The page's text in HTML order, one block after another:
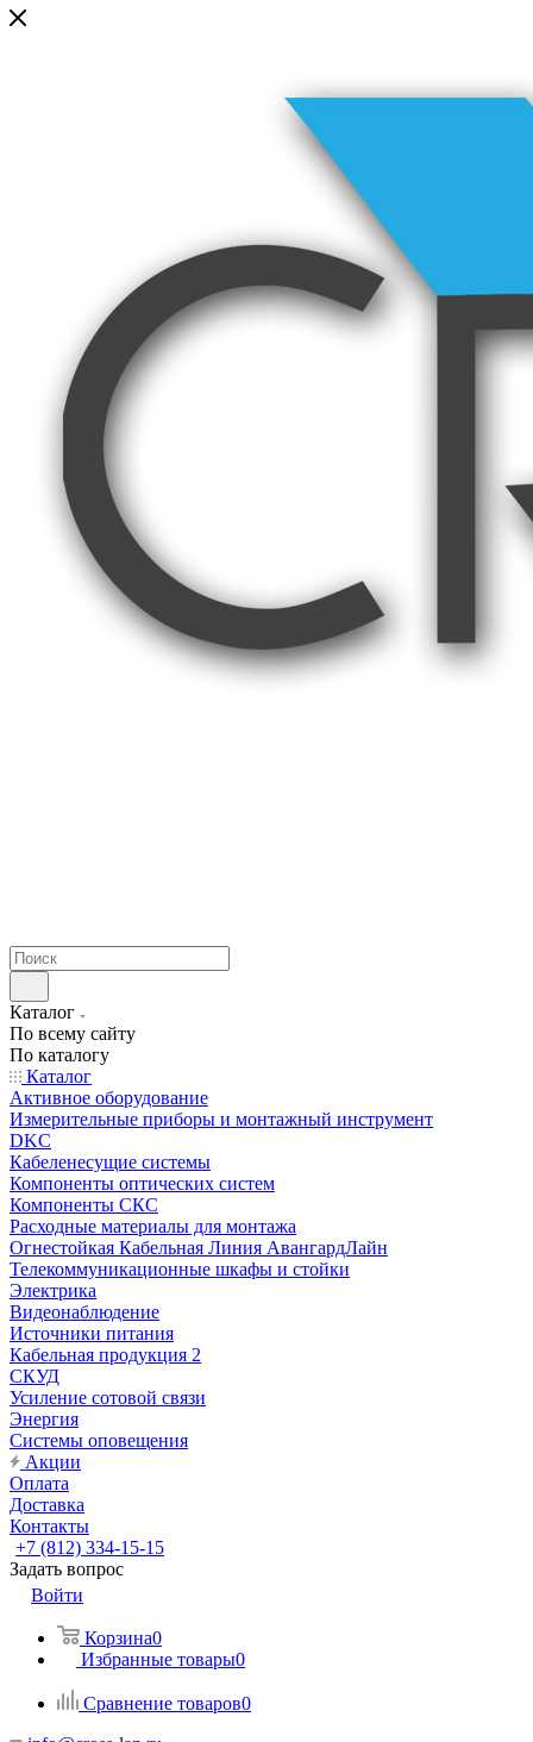
Каталог
По всему сайту
По каталогу
Каталог
Активное оборудование
Измерительные приборы и монтажный инструмент
DKC
Кабеленесущие системы
Компоненты оптических систем
Компоненты СКС
Расходные материалы для монтажа
Огнестойкая Кабельная Линия АвангардЛайн
Телекоммуникационные шкафы и стойки
Электрика
Видеонаблюдение
Источники питания
Кабельная продукция 2
СКУД
Усиление сотовой связи
Энергия
Системы оповещения
Акции
Оплата
Доставка
Контакты
+7 (812) 334-15-15
Задать вопрос
Войти
Корзина0
Избранные товары0
Сравнение товаров0